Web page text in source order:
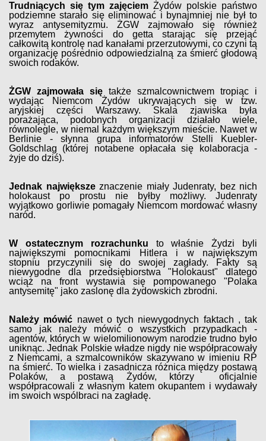
Trudniących się tym zajęciem Żydów polskie państwo
podziemne starało się eliminować i bynajmniej nie był to
wyraz antysemityzmu. ŻGW zajmowało się również
przemytem żywności do getta starając się przejąć
całkowitą kontrolę nad kanałami przerzutowymi, co czyni tą
organizację pośrednio odpowiedzialną za śmierć głodową
swoich rodaków.
ŻGW zajmowała się także szmalcownictwem tropiąc i
wydając Niemcom Żydów ukrywających się w tzw.
aryjskiej części Warszawy. Skala zjawiska była
porażająca, podobnych organizacji działało wiele,
równolegle, w niemal każdym większym mieście. Nawet w
Berlinie - słynna grupa informatorów Stelli Kuebler-
Goldschlag (której notabene opłacała się kolaboracja -
żyje do dziś).
Jednak największe znaczenie miały Judenraty, bez nich
holokaust po prostu nie byłby możliwy. Judenraty
wyjątkowo gorliwie pomagały Niemcom mordować własny
naród.
W ostatecznym rozrachunku to właśnie Żydzi byli
największymi pomocnikami Hitlera i w największym
stopniu przyczynili się do swojej zagłady. Fakty są
niewygodne dla przedsiębiorstwa "Holokaust" dlatego
wciąż na front wystawia się pompowanego "Polaka
antysemitę" jako zaslonę dla żydowskich zbrodni.
Należy mówić nawet o tych niewygodnych faktach , tak
samo jak należy mówić o wszystkich przypadkach -
agentów, których w wielomilionowym narodzie trudno było
uniknąc. Jednak Polskie władze nigdy nie współpracowały
z Niemcami, a szmalcowników skazywano w imieniu RP
na śmierć. To wielka i zasadnicza różnica między postawą
Polaków, a postawą Żydów, którzy oficjalnie
współpracowali z własnym katem okupantem i wydawały
im swoich wspólbraci na zagładę.